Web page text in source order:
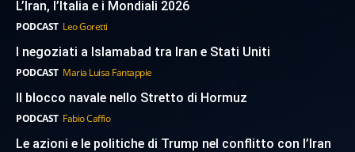
L’Iran, l’Italia e i Mondiali 2026
PODCAST Leo Goretti
I negoziati a Islamabad tra Iran e Stati Uniti
PODCAST Maria Luisa Fantappie
Il blocco navale nello Stretto di Hormuz
PODCAST Fabio Caffio
Le azioni e le politiche di Trump nel conflitto con l’Iran